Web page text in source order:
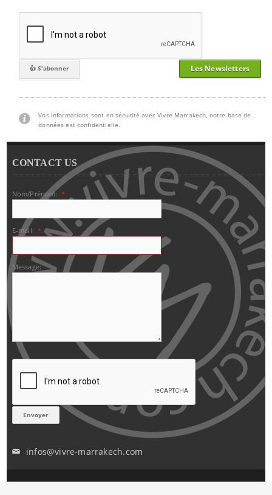
Les Newsletters
Vos informations sont en sécurité avec Vivre Marrakech, notre base de
données est confidentielle.
CONTACT US
Nom/Prénom: *
E-mail: *
Message:
✉ infos@vivre-marrakech.com